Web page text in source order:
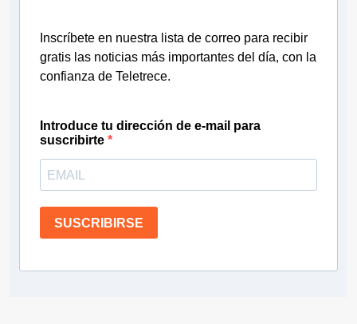
Inscríbete en nuestra lista de correo para recibir
gratis las noticias más importantes del día, con la
confianza de Teletrece.
Introduce tu dirección de e-mail para
suscribirte
SUSCRIBIRSE